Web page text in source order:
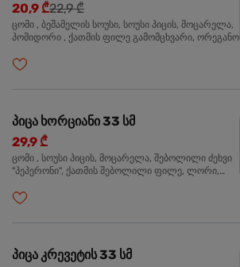
20,9 ₾22,9 ₾
ცომი , ბეშამელის სოუსი, სოუსი პიცის, მოცარელა,
პომიდორი , ქათმის ფილე გამომცხვარი, ორეგანო
პიცა ხორციანი 33 სმ
29,9 ₾
ცომი , სოუსი პიცის, მოცარელა, შებოლილი ძეხვი
"პეპერონი", ქათმის შებოლილი ფილე, ლორი,
პიცა კრევეტის 33 სმ